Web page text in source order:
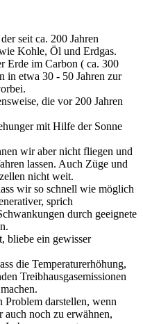
seit ca. 200 Jahren
Kohle, Öl und Erdgas.
Erde im Carbon ( ca. 300
in etwa 30 - 50 Jahren zur
die vor 200 Jahren
mit Hilfe der Sonne
wir aber nicht fliegen und
lassen. Auch Züge und
nicht weit.
wir so schnell wie möglich
sprich
durch geeignete
bliebe ein gewisser
die Temperaturerhöhung,
Treibhausgasemissionen
Problem darstellen, wenn
noch zu erwähnen,